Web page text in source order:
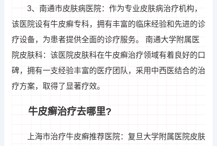
3、南通市皮肤病医院：作为专业皮肤病治疗机构，
该医院设有牛皮癣专科，拥有丰富的临床经验和先进的诊
疗设备，为患者提供全面的诊疗服务。 南通大学附属医
院皮肤科：该医院皮肤科在牛皮癣治疗领域有着良好的口
碑，拥有一支经验丰富的医疗团队，采用中西医结合的治
疗方案，取得了显著疗效。
牛皮癣治疗去哪里?
上海市治疗牛皮癣推荐医院：复旦大学附属医院皮肤